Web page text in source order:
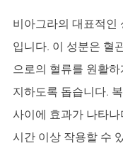
비아그라의 대표적인
입니다. 이 성분은 혈
으로의 혈류를 원활
지하도록 돕습니다.
사이에 효과가 나타
시간 이상 작용할 수